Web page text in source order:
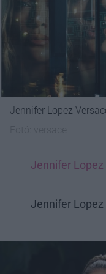
Jennifer Lopez
Jennifer
Jennifer